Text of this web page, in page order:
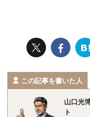
この記事を書いた人
山口光
ト